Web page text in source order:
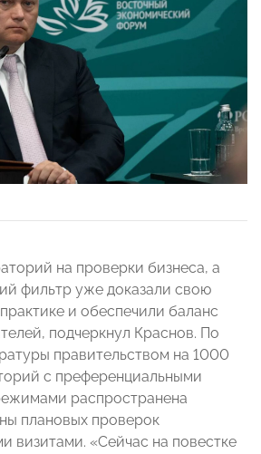
на проверки бизнеса, а
фильтр уже доказали свою
и обеспечили баланс
подчеркнул Краснов. По
правительством на 1000
с преференциальными
распространена
плановых проверок
визитами. «Сейчас на повестке